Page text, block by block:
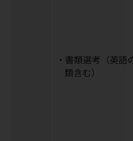
・書類選考（英語
類含む）